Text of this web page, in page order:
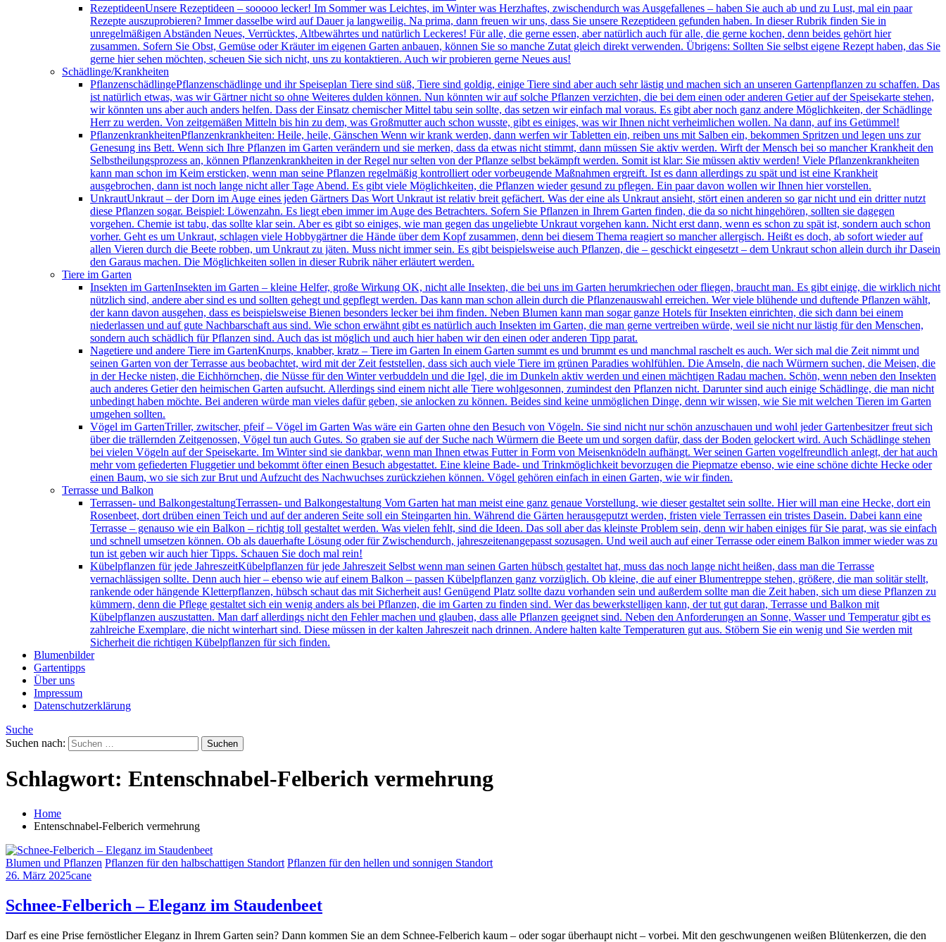
RezeptideenUnsere Rezeptideen – sooooo lecker! Im Sommer was Leichtes, im Winter was Herzhaftes, zwischendurch was Ausgefallenes – haben Sie auch ab und zu Lust, mal ein paar
Rezepte auszuprobieren? Immer dasselbe wird auf Dauer ja langweilig. Na prima, dann freuen wir uns, dass Sie unsere Rezeptideen gefunden haben. In dieser Rubrik finden Sie in
unregelmäßigen Abständen Neues, Verrücktes, Altbewährtes und natürlich Leckeres! Für alle, die gerne essen, aber natürlich auch für alle, die gerne kochen, denn beides gehört hier
zusammen. Sofern Sie Obst, Gemüse oder Kräuter im eigenen Garten anbauen, können Sie so manche Zutat gleich direkt verwenden. Übrigens: Sollten Sie selbst eigene Rezept haben, das Sie
gerne hier sehen möchten, scheuen Sie sich nicht, uns zu kontaktieren. Auch wir probieren gerne Neues aus!
Schädlinge/Krankheiten
PflanzenschädlingePflanzenschädlinge und ihr Speiseplan Tiere sind süß, Tiere sind goldig, einige Tiere sind aber auch sehr lästig und machen sich an unseren Gartenpflanzen zu schaffen. Das
ist natürlich etwas, was wir Gärtner nicht so ohne Weiteres dulden können. Nun könnten wir auf solche Pflanzen verzichten, die bei dem einen oder anderen Getier auf der Speisekarte stehen,
wir könnten uns aber auch anders helfen. Dass der Einsatz chemischer Mittel tabu sein sollte, das setzen wir einfach mal voraus. Es gibt aber noch ganz andere Möglichkeiten, der Schädlinge
Herr zu werden. Von zeitgemäßen Mitteln bis hin zu dem, was Großmutter auch schon wusste, gibt es einiges, was wir Ihnen nicht verheimlichen wollen. Na dann, auf ins Getümmel!
PflanzenkrankheitenPflanzenkrankheiten: Heile, heile, Gänschen Wenn wir krank werden, dann werfen wir Tabletten ein, reiben uns mit Salben ein, bekommen Spritzen und legen uns zur
Genesung ins Bett. Wenn sich Ihre Pflanzen im Garten verändern und sie merken, dass da etwas nicht stimmt, dann müssen Sie aktiv werden. Wirft der Mensch bei so mancher Krankheit den
Selbstheilungsprozess an, können Pflanzenkrankheiten in der Regel nur selten von der Pflanze selbst bekämpft werden. Somit ist klar: Sie müssen aktiv werden! Viele Pflanzenkrankheiten
kann man schon im Keim ersticken, wenn man seine Pflanzen regelmäßig kontrolliert oder vorbeugende Maßnahmen ergreift. Ist es dann allerdings zu spät und ist eine Krankheit
ausgebrochen, dann ist noch lange nicht aller Tage Abend. Es gibt viele Möglichkeiten, die Pflanzen wieder gesund zu pflegen. Ein paar davon wollen wir Ihnen hier vorstellen.
UnkrautUnkraut – der Dorn im Auge eines jeden Gärtners Das Wort Unkraut ist relativ breit gefächert. Was der eine als Unkraut ansieht, stört einen anderen so gar nicht und ein dritter nutzt
diese Pflanzen sogar. Beispiel: Löwenzahn. Es liegt eben immer im Auge des Betrachters. Sofern Sie Pflanzen in Ihrem Garten finden, die da so nicht hingehören, sollten sie dagegen
vorgehen. Chemie ist tabu, das sollte klar sein. Aber es gibt so einiges, wie man gegen das ungeliebte Unkraut vorgehen kann. Nicht erst dann, wenn es schon zu spät ist, sondern auch schon
vorher. Geht es um Unkraut, schlagen viele Hobbygärtner die Hände über dem Kopf zusammen, denn bei diesem Thema reagiert so mancher allergisch. Heißt es doch, ab sofort wieder auf
allen Vieren durch die Beete robben, um Unkraut zu jäten. Muss nicht immer sein. Es gibt beispielsweise auch Pflanzen, die – geschickt eingesetzt – dem Unkraut schon allein durch ihr Dasein
den Garaus machen. Die Möglichkeiten sollen in dieser Rubrik näher erläutert werden.
Tiere im Garten
Insekten im GartenInsekten im Garten – kleine Helfer, große Wirkung OK, nicht alle Insekten, die bei uns im Garten herumkriechen oder fliegen, braucht man. Es gibt einige, die wirklich nicht
nützlich sind, andere aber sind es und sollten gehegt und gepflegt werden. Das kann man schon allein durch die Pflanzenauswahl erreichen. Wer viele blühende und duftende Pflanzen wählt,
der kann davon ausgehen, dass es beispielsweise Bienen besonders lecker bei ihm finden. Neben Blumen kann man sogar ganze Hotels für Insekten einrichten, die sich dann bei einem
niederlassen und auf gute Nachbarschaft aus sind. Wie schon erwähnt gibt es natürlich auch Insekten im Garten, die man gerne vertreiben würde, weil sie nicht nur lästig für den Menschen,
sondern auch schädlich für Pflanzen sind. Auch das ist möglich und auch hier haben wir den einen oder anderen Tipp parat.
Nagetiere und andere Tiere im GartenKnurps, knabber, kratz – Tiere im Garten In einem Garten summt es und brummt es und manchmal raschelt es auch. Wer sich mal die Zeit nimmt und
seinen Garten von der Terrasse aus beobachtet, wird mit der Zeit feststellen, dass sich auch viele Tiere im grünen Paradies wohlfühlen. Die Amseln, die nach Würmern suchen, die Meisen, die
in der Hecke nisten, die Eichhörnchen, die Nüsse für den Winter verbuddeln und die Igel, die im Dunkeln aktiv werden und einen mächtigen Radau machen. Schön, wenn neben den Insekten
auch anderes Getier den heimischen Garten aufsucht. Allerdings sind einem nicht alle Tiere wohlgesonnen, zumindest den Pflanzen nicht. Darunter sind auch einige Schädlinge, die man nicht
unbedingt haben möchte. Bei anderen würde man vieles dafür geben, sie anlocken zu können. Beides sind keine unmöglichen Dinge, denn wir wissen, wie Sie mit welchen Tieren im Garten
umgehen sollten.
Vögel im GartenTriller, zwitscher, pfeif – Vögel im Garten Was wäre ein Garten ohne den Besuch von Vögeln. Sie sind nicht nur schön anzuschauen und wohl jeder Gartenbesitzer freut sich
über die trällernden Zeitgenossen, Vögel tun auch Gutes. So graben sie auf der Suche nach Würmern die Beete um und sorgen dafür, dass der Boden gelockert wird. Auch Schädlinge stehen
bei vielen Vögeln auf der Speisekarte. Im Winter sind sie dankbar, wenn man Ihnen etwas Futter in Form von Meisenknödeln aufhängt. Wer seinen Garten vogelfreundlich anlegt, der hat auch
mehr vom gefiederten Fluggetier und bekommt öfter einen Besuch abgestattet. Eine kleine Bade- und Trinkmöglichkeit bevorzugen die Piepmatze ebenso, wie eine schöne dichte Hecke oder
einen Baum, wo sie sich zur Brut und Aufzucht des Nachwuchses zurückziehen können. Vögel gehören einfach in einen Garten, wie wir finden.
Terrasse und Balkon
Terrassen- und BalkongestaltungTerrassen- und Balkongestaltung Vom Garten hat man meist eine ganz genaue Vorstellung, wie dieser gestaltet sein sollte. Hier will man eine Hecke, dort ein
Rosenbeet, dort drüben einen Teich und auf der anderen Seite soll ein Steingarten hin. Während die Gärten herausgeputzt werden, fristen viele Terrassen ein tristes Dasein. Dabei kann eine
Terrasse – genauso wie ein Balkon – richtig toll gestaltet werden. Was vielen fehlt, sind die Ideen. Das soll aber das kleinste Problem sein, denn wir haben einiges für Sie parat, was sie einfach
und schnell umsetzen können. Ob als dauerhafte Lösung oder für Zwischendurch, jahreszeitenangepasst sozusagen. Und weil auch auf einer Terrasse oder einem Balkon immer wieder was zu
tun ist geben wir auch hier Tipps. Schauen Sie doch mal rein!
Kübelpflanzen für jede JahreszeitKübelpflanzen für jede Jahreszeit Selbst wenn man seinen Garten hübsch gestaltet hat, muss das noch lange nicht heißen, dass man die Terrasse
vernachlässigen sollte. Denn auch hier – ebenso wie auf einem Balkon – passen Kübelpflanzen ganz vorzüglich. Ob kleine, die auf einer Blumentreppe stehen, größere, die man solitär stellt,
rankende oder hängende Kletterpflanzen, hübsch schaut das mit Sicherheit aus! Genügend Platz sollte dazu vorhanden sein und außerdem sollte man die Zeit haben, sich um diese Pflanzen zu
kümmern, denn die Pflege gestaltet sich ein wenig anders als bei Pflanzen, die im Garten zu finden sind. Wer das bewerkstelligen kann, der tut gut daran, Terrasse und Balkon mit
Kübelpflanzen auszustatten. Man darf allerdings nicht den Fehler machen und glauben, dass alle Pflanzen geeignet sind. Neben den Anforderungen an Sonne, Wasser und Temperatur gibt es
zahlreiche Exemplare, die nicht winterhart sind. Diese müssen in der kalten Jahreszeit nach drinnen. Andere halten kalte Temperaturen gut aus. Stöbern Sie ein wenig und Sie werden mit
Sicherheit die richtigen Kübelpflanzen für sich finden.
Blumenbilder
Gartentipps
Über uns
Impressum
Datenschutzerklärung
Suche
Suchen nach:
Schlagwort: Entenschnabel-Felberich vermehrung
Home
Entenschnabel-Felberich vermehrung
Blumen und Pflanzen Pflanzen für den halbschattigen Standort Pflanzen für den hellen und sonnigen Standort
26. März 2025cane
Schnee-Felberich – Eleganz im Staudenbeet
Darf es eine Prise fernöstlicher Eleganz in Ihrem Garten sein? Dann kommen Sie an dem Schnee-Felberich kaum – oder sogar überhaupt nicht – vorbei. Mit den geschwungenen weißen Blütenkerzen, die den